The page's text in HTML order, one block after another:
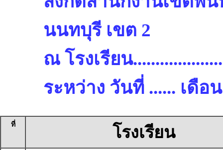
นนทบุรี เขต 2
ณ โรงเรียน
ระหว่าง วันที่ ...... เดือ
ที่ โรงเรียน